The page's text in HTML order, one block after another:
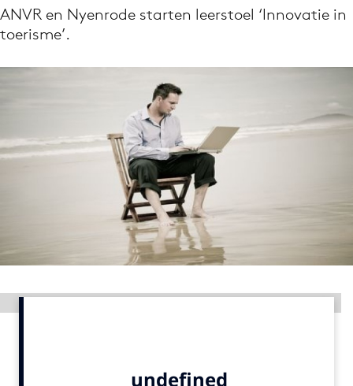
Nieuws app
Menu
9 sept: GenAI-training
12 nov: MarketingLive!
Events
Opleidingen
Vacatures
ANVR en Nyenrode starten leerstoel ‘Innovatie in
toerisme’.